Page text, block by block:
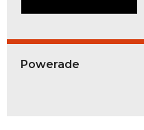
Powerade